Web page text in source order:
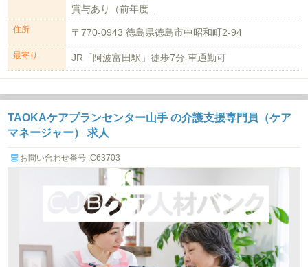
賞与あり（前年度...
住所 〒770-0943 徳島県徳島市中昭和町2-94
最寄り JR「阿波富田駅」徒歩7分 車通勤可
TAOKAケアプランセンター山手 の介護支援専門員（ケア
マネージャー） 求人
お問い合わせ番号 :C63703